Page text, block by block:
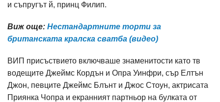
и съпругът й, принц Филип.
Виж още: Нестандартните торти за
британската кралска сватба (видео)
ВИП присъствието включваше знаменитости като тв
водещите Джеймс Кордън и Опра Уинфри, сър Елтън
Джон, певците Джеймс Блънт и Джос Стоун, актрисата
Приянка Чопра и екранният партньор на булката от